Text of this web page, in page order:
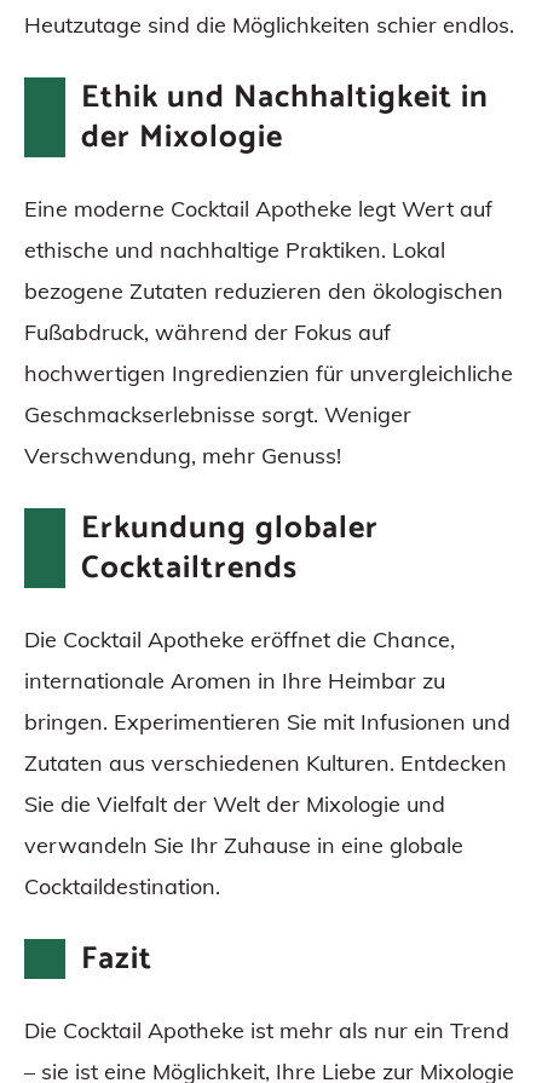
Heutzutage sind die Möglichkeiten schier endlos.
Ethik und Nachhaltigkeit in
der Mixologie
Eine moderne Cocktail Apotheke legt Wert auf
ethische und nachhaltige Praktiken. Lokal
bezogene Zutaten reduzieren den ökologischen
Fußabdruck, während der Fokus auf
hochwertigen Ingredienzien für unvergleichliche
Geschmackserlebnisse sorgt. Weniger
Verschwendung, mehr Genuss!
Erkundung globaler
Cocktailtrends
Die Cocktail Apotheke eröffnet die Chance,
internationale Aromen in Ihre Heimbar zu
bringen. Experimentieren Sie mit Infusionen und
Zutaten aus verschiedenen Kulturen. Entdecken
Sie die Vielfalt der Welt der Mixologie und
verwandeln Sie Ihr Zuhause in eine globale
Cocktaildestination.
Fazit
Die Cocktail Apotheke ist mehr als nur ein Trend
– sie ist eine Möglichkeit, Ihre Liebe zur Mixologie